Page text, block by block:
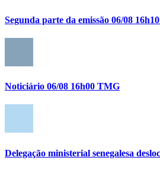
Segunda parte da emissão 06/08
Noticiário 06/08 16h00 TMG
Delegação ministerial senegalesa